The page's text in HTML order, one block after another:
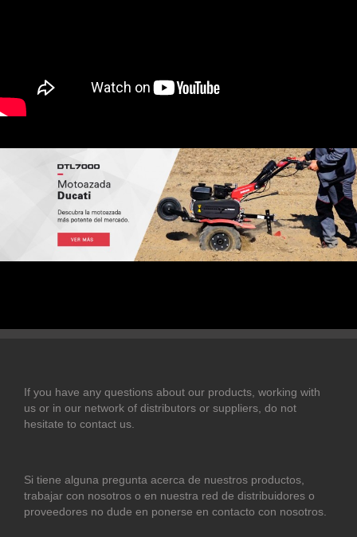
If you have any questions about our products, working with
us or in our network of distributors or suppliers, do not
hesitate to contact us.
Si tiene alguna pregunta acerca de nuestros productos,
trabajar con nosotros o en nuestra red de distribuidores o
proveedores no dude en ponerse en contacto con nosotros.